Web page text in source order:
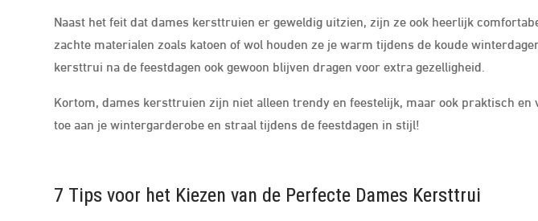
Naast het feit dat dames kersttruien er geweldig uitzien, zijn ze ook heerlijk
zachte materialen zoals katoen of wol houden ze je warm tijdens de koude
kersttrui na de feestdagen ook gewoon blijven dragen voor extra gezelligheid.
Kortom, dames kersttruien zijn niet alleen trendy en feestelijk, maar ook praktisch en
toe aan je wintergarderobe en straal tijdens de feestdagen in stijl!
7 Tips voor het Kiezen van de Perfecte Dames Kersttrui